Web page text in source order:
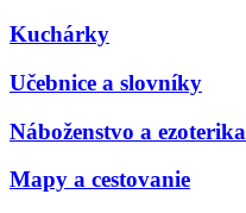
Kuchárky
Učebnice a slovníky
Náboženstvo a ezoterika
Mapy a cestovanie